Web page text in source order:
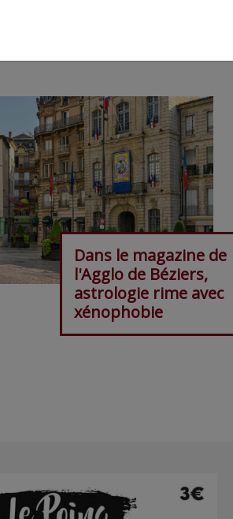
Dans le magazine de
l'Agglo de Béziers,
astrologie rime avec
xénophobie